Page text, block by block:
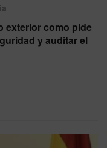
exterior como pide
y auditar el